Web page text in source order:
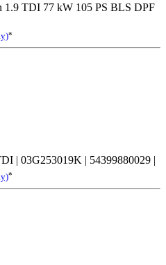
1.9 TDI 77 kW 105 PS BLS DPF
*
| 03G253019K | 54399880029 |
*